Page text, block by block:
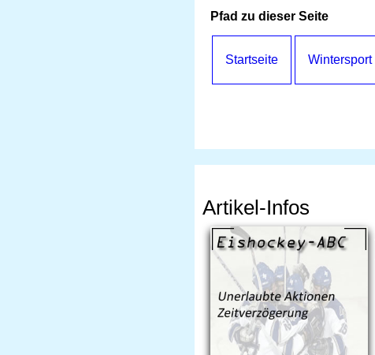
Pfad zu dieser Seite
Startseite Wintersport
Artikel-Infos